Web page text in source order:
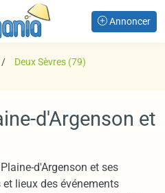
Annoncer
Deux Sèvres (79)
d'Argenson et
d'Argenson et ses
lieux des événements